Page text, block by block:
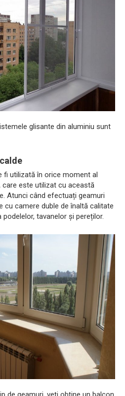
glisante din aluminiu sunt
fi utilizată în orice moment al
este utilizat cu această
Atunci când efectuați geamuri
cu camere duble de înaltă calitate
tavanelor și pereților.